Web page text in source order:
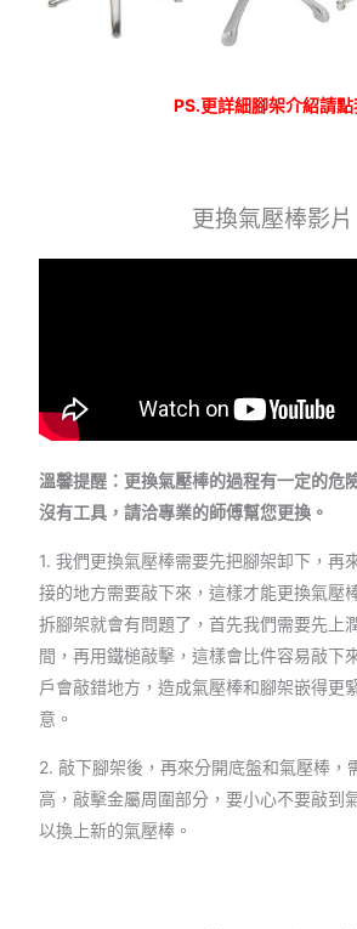
PS.更詳細腳架介紹請點
更換氣壓棒影片
溫馨提醒：更換氣壓棒的過程有一定的危
沒有工具，請洽專業的師傅幫您更換。
1. 我們更換氣壓棒需要先把腳架卸下，再
接的地方需要敲下來，這樣才能更換氣壓
拆腳架就會有問題了，首先我們需要先上
間，再用鐵槌敲擊，這樣會比件容易敲下
戶會敲錯地方，造成氣壓棒和腳架嵌得更
意。
2. 敲下腳架後，再來分開底盤和氣壓棒，
高，敲擊金屬周圍部分，要小心不要敲到
以換上新的氣壓棒。